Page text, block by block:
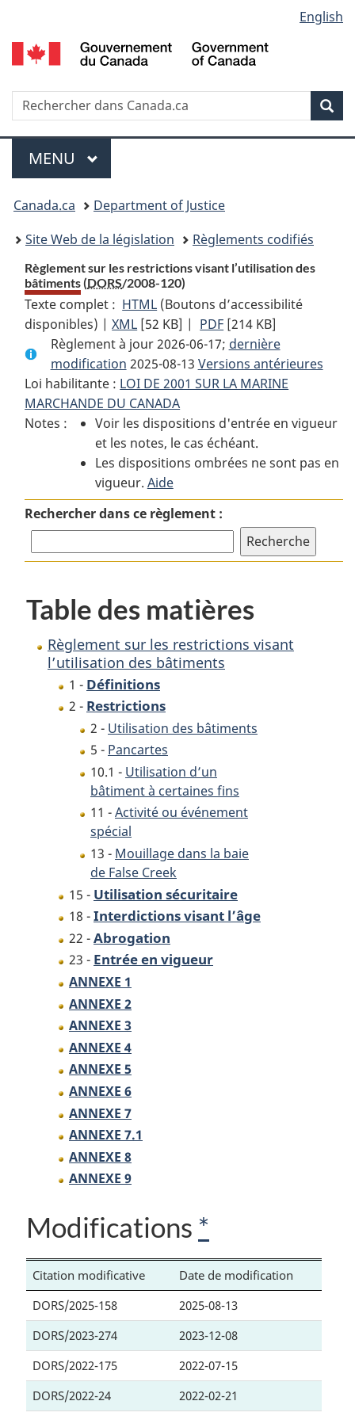
au
contenu
propos
de
la
HTML
simplifiée
selection
English
Recherche
Menu
MENU PRINCIPAL
You
are
here:
Canada.ca
Department of Justice
Site Web de la législation
Règlements codifiés
Règlement sur les restrictions visant l’utilisation des
bâtiments (DORS/2008-120)
Texte complet : HTML Texte
complet
:
Règlement
sur
les
restrictions
visant
l’utilisation
des
bâtiments
(Boutons d’accessibilité
disponibles) |XML Texte
complet
:
Règlement
sur
les
restrictions
visant
l’utilisation
des
bâtiments
[52 KB] | PDF Texte
complet
:
Règlement
les
restrictions
visant
des
[214 KB]
Règlement à jour 2026-06-17; dernière
modification 2025-08-13 Versions antérieures
Loi habilitante : LOI DE 2001 SUR LA MARINE
MARCHANDE DU CANADA
Notes :
Voir les dispositions d'entrée en vigueur
et les notes, le cas échéant.
Les dispositions ombrées ne sont pas en
vigueur. Aide
Rechercher dans ce règlement :
Table des matières
Règlement sur les restrictions visant
l’utilisation des bâtiments
1 - Définitions
2 - Restrictions
2 - Utilisation des bâtiments
5 - Pancartes
10.1 - Utilisation d’un
bâtiment à certaines fins
11 -Activité ou événement
spécial
13 - Mouillage dans la baie
de False Creek
15 - Utilisation sécuritaire
18 -Interdictions visant l’âge
22 -Abrogation
23 - Entrée en vigueur
ANNEXE 1
ANNEXE 2
ANNEXE 3
ANNEXE 4
ANNEXE 5
ANNEXE 6
ANNEXE 7
ANNEXE 7.1
ANNEXE 8
ANNEXE 9
Modifications *
Citation modificative
Date de modification
DORS/2025-158
2025-08-13
DORS/2023-274
2023-12-08
DORS/2022-175
2022-07-15
DORS/2022-24
2022-02-21